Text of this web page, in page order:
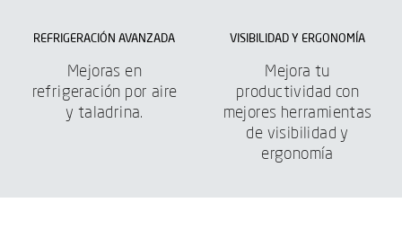
REFRIGERACIÓN AVANZADA
Mejoras en
refrigeración por aire
y taladrina.
VISIBILIDAD Y ERGONOMÍA
Mejora tu
productividad con
mejores herramientas
de visibilidad y
ergonomía